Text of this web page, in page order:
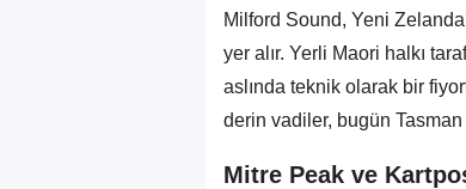
Milford Sound, Yeni
yer alır. Yerli Maori halkı
aslında teknik olarak bir
derin vadiler, bugün
Mitre Peak ve